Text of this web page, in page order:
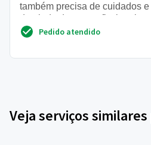
também precisa de cuidados
de ajuda de um profissional
Pedido atendido
Veja serviços